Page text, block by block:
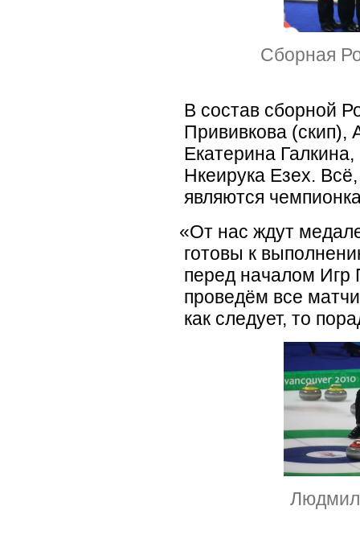
Сборная
В состав сборной
Прививкова (скип),
Екатерина
Нкеирука Езех.
являются
«От нас ждут
готовы к
перед началом Игр
проведём все
как следует, то